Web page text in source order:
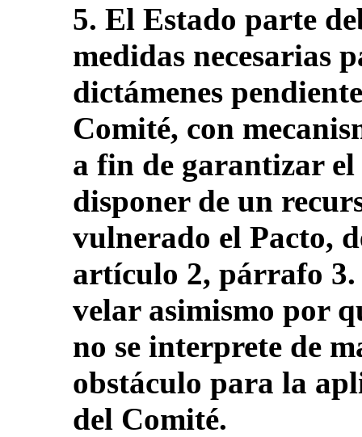
5. El Estado parte
medidas necesarias
dictámenes
Comité, con
a fin de garantizar el
disponer de un
vulnerado el Pacto,
artículo 2, párrafo 3.
velar asimismo por
no se interprete de
obstáculo para la
del Comité.